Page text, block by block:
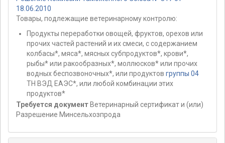
18.06.2010
Товары, подлежащие ветеринарному контролю:
Продукты переработки овощей, фруктов, орехов или
прочих частей растений и их смеси, с содержанием
колбасы*, мяса*, мясных субпродуктов*, крови*,
рыбы* или ракообразных*, моллюсков* или прочих
водных беспозвоночных*, или продуктов группы 04
ТН ВЭД ЕАЭС*, или любой комбинации этих
продуктов*
Требуется документ Ветеринарный сертификат и (или)
Разрешение Минсельхозпрода